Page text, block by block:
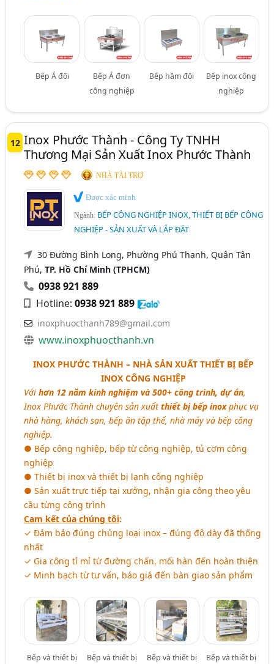
Bếp Á đôi
Bếp Á đơn
công nghiệp
Bếp hầm đôi
Bếp inox công
nghiệp
12 Inox Phước Thành - Công Ty TNHH
Thương Mại Sản Xuất Inox Phước Thành
NHÀ TÀI TRỢ
Được xác minh
Ngành: BẾP CÔNG NGHIỆP INOX, THIẾT BỊ BẾP CÔNG
NGHIỆP - SẢN XUẤT VÀ LẮP ĐẶT
30 Đường Bình Long, Phường Phú Thạnh, Quận Tân
Phú,TP. Hồ Chí Minh (TPHCM)
0938 921 889
Hotline:0938 921 889
inoxphuocthanh789@gmail.com
www.inoxphuocthanh.vn
INOX PHƯỚC THÀNH – NHÀ SẢN XUẤT THIẾT BỊ BẾP
INOX CÔNG NGHIỆP
Vớihơn 12 năm kinh nghiệm và 500+ công trình, dự án,
Inox Phước Thành chuyên sản xuấtthiết bị bếp inoxphục vụ
nhà hàng, khách sạn, bếp ăn tập thể, nhà máy và bếp công
nghiệp.
● Bếp công nghiệp, bếp từ công nghiệp, tủ cơm công
nghiệp
● Thiết bị inox và thiết bị lạnh công nghiệp
● Sản xuất trực tiếp tại xưởng, nhận gia công theo yêu
cầu từng công trình
Cam kết của chúng tôi:
✓ Đảm bảo đúng chủng loại inox – đúng độ dày đã thống
nhất
✓ Gia công tỉ mỉ từ đường chấn, mối hàn đến hoàn thiện
✓ Minh bạch từ tư vấn, báo giá đến bàn giao sản phẩm
Bếp và thiết bị
Bếp và thiết bị
Bếp và thiết bị
Bếp và thiết bị